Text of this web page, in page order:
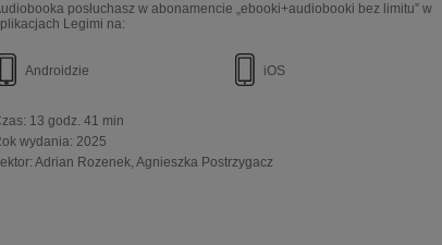
posłuchasz w abonamencie „ebooki+audiobooki bez limitu” w
Legimi na:
Androidzie iOS
13 godz. 41 min
wydania: 2025
Adrian Rozenek Agnieszka Postrzygacz